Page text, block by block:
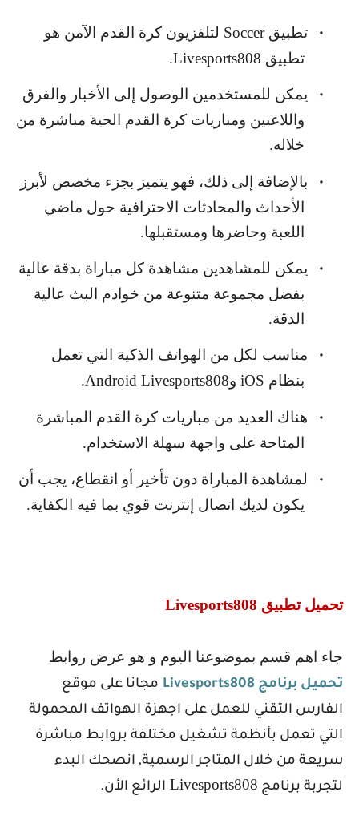
• تطبيقSoccer لتلفزيون كرة القدم الآمن هو
تطبيق Livesports808
.
•
يمكن للمستخدمين الوصول إلى الأخبار والفرق
واللاعبين ومباريات كرة القدم الحية مباشرة من
خلاله.
•
بالإضافة إلى ذلك، فهو يتميز بجزء مخصص لأبرز
الأحداث والمحادثات الاحترافية حول ماضي
اللعبة وحاضرها ومستقبلها.
•
يمكن للمشاهدين مشاهدة كل مباراة بدقة عالية
بفضل مجموعة متنوعة من خوادم البث عالية
الدقة.
•
مناسب لكل من الهواتف الذكية التي تعمل
بنظام iOS وAndroid Livesports808
.
•
هناك العديد من مباريات كرة القدم المباشرة
المتاحة على واجهة سهلة الاستخدام.
•
لمشاهدة المباراة دون تأخير أو انقطاع، يجب أن
يكون لديك اتصال إنترنت قوي بما فيه الكفاية.
تحميل تطبيق Livesports808
جاء اهم قسم بموضوعنا اليوم و هو عرض روابط
تحميل برنامج Livesports808 مجانا على موقع
الفارس التقني للعمل على اجهزة الهواتف المحمولة
التي تعمل بأنظمة تشغيل مختلفة بروابط مباشرة
سريعة من خلال المتاجر الرسمية, انصحك البدء
لتجربة برنامج Livesports808 الرائع الأن.